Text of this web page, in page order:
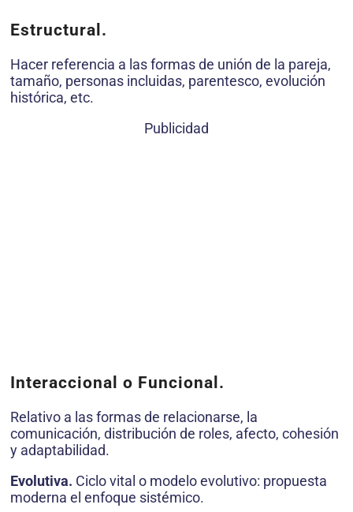
Estructural.
Hacer referencia a las formas de unión de la pareja,
tamaño, personas incluidas, parentesco, evolución
histórica, etc.
Publicidad
Interaccional o Funcional.
Relativo a las formas de relacionarse, la
comunicación, distribución de roles, afecto, cohesión
y adaptabilidad.
Evolutiva. Ciclo vital o modelo evolutivo: propuesta
moderna el enfoque sistémico.